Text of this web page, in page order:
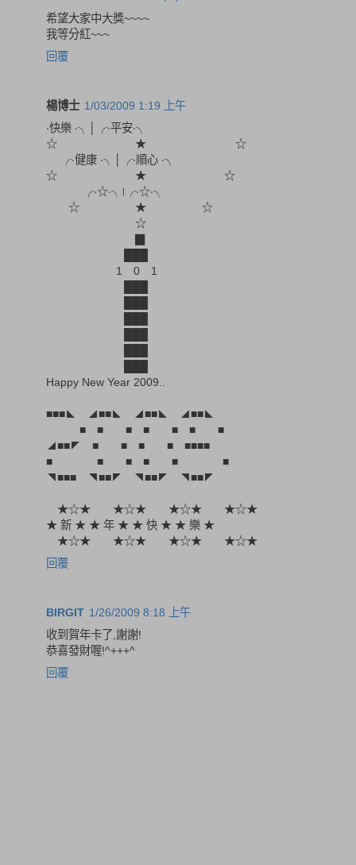
希望大家中大獎~~~~
我等分紅~~~
回覆
楊博士 1/03/2009 1:19 上午
‧快樂 ‧╮│╭‧平安‧╮
☆ ★ ☆
╭‧健康 ‧╮│╭‧順心 ‧╮
☆ ★ ☆
╭‧☆‧╮∣╭‧☆‧╮
☆ ★ ☆
☆
1 0 1
Happy New Year 2009..
■■■◣ ◢■■◣ ◢■■◣ ◢■■◣
■ ■ ■ ■ ■ ■ ■
◢■■◤ ■ ■ ■ ■ ■■■■
■ ■ ■ ■ ■ ■
◥■■■ ◥■■◤ ◥■■◤ ◥■■◤
★☆★ ★☆★ ★☆★ ★☆★
★ 新 ★ ★ 年 ★ ★ 快 ★ ★ 樂 ★
★☆★ ★☆★ ★☆★ ★☆★
回覆
BIRGIT 1/26/2009 8:18 上午
收到賀年卡了,謝謝!
恭喜發財喔!^+++^
回覆